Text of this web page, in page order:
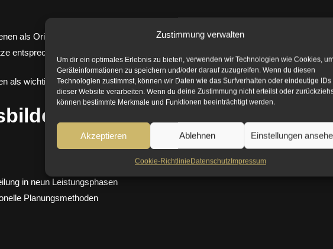
Zustimmung verwalten
Um dir ein optimales Erlebnis zu bieten, verwenden wir Technologien wie Cookies,
Geräteinformationen zu speichern und/oder darauf zuzugreifen. Wenn du diesen
Technologien zustimmst, können wir Daten wie das Surfverhalten oder eindeutige IDs
dieser Website verarbeiten. Wenn du deine Zustimmung nicht erteilst oder
können bestimmte Merkmale und Funktionen beeinträchtigt werden.
Akzeptieren Ablehnen Einstellungen
Cookie-RichtlinieDatenschutzImpressum
als Orientierungshilfe
entsprechen den früheren Mittelsätzen
als wichtiges Instrument erhalten, verlieren aber ihren verbindlichen Charakter.
und -phasen
in neun Leistungsphasen
Planungsmethoden